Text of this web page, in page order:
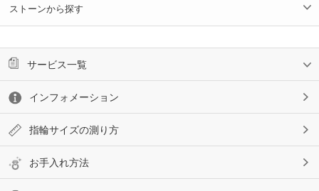
ストーンから探す
サービス一覧
インフォメーション
指輪サイズの測り方
お手入れ方法